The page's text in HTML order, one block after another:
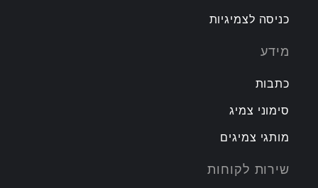
כניסה לצמיגיות
מידע
כתבות
סימוני צמיג
מותגי צמיגים
שירות לקוחות